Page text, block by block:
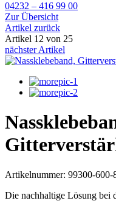
04232 – 416 99 00
Zur Übersicht
Artikel zurück
Artikel 12 von 25
nächster Artikel
Artikelnummer: 99300-600-
Die nachhaltige Lösung bei